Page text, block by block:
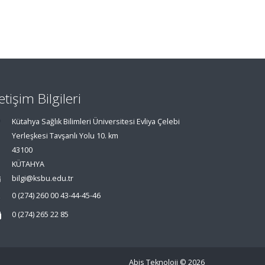
Bilgileri
Kütahya Sağlık Bilimleri Üniversitesi Evliya Çelebi
Yerleşkesi Tavşanlı Yolu 10. km
43100
KÜTAHYA
bilgi@ksbu.edu.tr
0 (274) 260 00 43-44-45-46
0 (274) 265 22 85
Abis Teknoloji © 2026